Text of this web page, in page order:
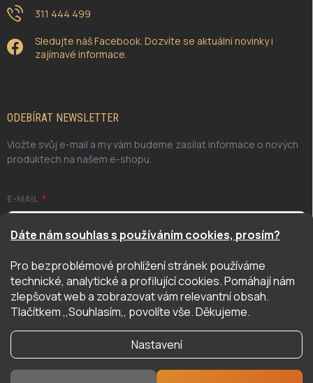
Dáte nám souhlas s používáním cookies, prosím?
Pro bezproblémové prohlížení stránek používáme
technické, analytické a profilující cookies. Pomáhají nám
zlepšovat web a zobrazovat vám relevantní obsah.
Tlačítkem ,,Souhlasím,, povolíte vše. Děkujeme.
Nastavení
311 444 499
Sledujte náš Facebook. Dozvíte se aktuální novinky i
zajímavé informace.
ODEBÍRAT NEWSLETTER
Vložte svůj e-mail a my vám budeme zasílat informace o nových
produktech na našem e-shopu.
E-MAIL
Odesláním potvrzuji, že jsem se seznámil/a se zásadami
ochrany osobních údajů. Úplné znění naleznetezde
PŘIHLÁSIT SE